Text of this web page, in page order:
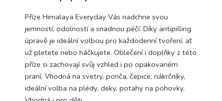
Příze Himalaya Everyday Vás nadchne svou
jemností, odolností a snadnou péčí. Díky antipilling
úpravě je ideální volbou pro každodenní tvoření, ať
už pletete nebo háčkujete. Oblečení i doplňky z této
příze si zachovají svůj vzhled i po opakovaném
praní. Vhodná na svetry, ponča, čepice, nákrčníky,
ideální volba na plédy, deky, potahy na pohovky.